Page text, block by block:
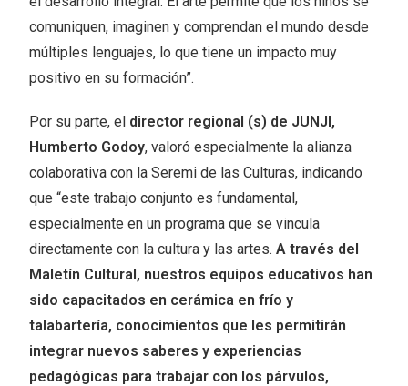
comuniquen, imaginen y comprendan el mundo desde
múltiples lenguajes, lo que tiene un impacto muy
positivo en su formación”.
Por su parte, el director regional (s) de JUNJI,
Humberto Godoy, valoró especialmente la alianza
colaborativa con la Seremi de las Culturas, indicando
que “este trabajo conjunto es fundamental,
especialmente en un programa que se vincula
directamente con la cultura y las artes.A través del
Maletín Cultural, nuestros equipos educativos han
sido capacitados en cerámica en frío y
talabartería, conocimientos que les permitirán
integrar nuevos saberes y experiencias
pedagógicas para trabajar con los párvulos,